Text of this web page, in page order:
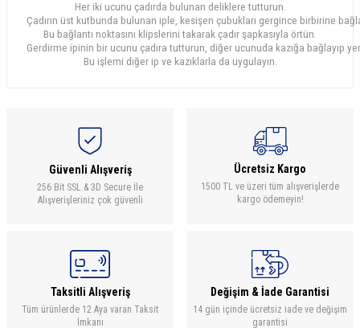
Her iki ucunu çadırda bulunan deliklere tutturun.
Çadırın üst kutbunda bulunan iple, kesişen çubukları gergince birbirine
Bu bağlantı noktasını klipslerini takarak çadır şapkasıyla örtün.
Gerdirme ipinin bir ucunu çadıra tutturun, diğer ucunuda kazığa bağlayıp
Bu işlemi diğer ip ve kazıklarla da uygulayın.
Güvenli Alışveriş
256 Bit SSL & 3D Secure İle
Alışverişleriniz çok güvenli
Ücretsiz Kargo
1500 TL ve üzeri tüm alışverişlerde
kargo ödemeyin!
Taksitli Alışveriş
Tüm ürünlerde 12 Aya varan Taksit
İmkanı
Değişim & İade Garantisi
14 gün içinde ücretsiz iade ve değişim
garantisi